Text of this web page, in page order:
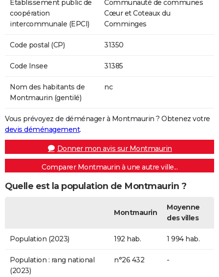
Etablissement public de
coopération
intercommunale (EPCI)
Communauté de communes
Cœur et Coteaux du
Comminges
Code postal (CP) 31350
Code Insee 31385
Nom des habitants de
Montmaurin (gentilé)
nc
Vous prévoyez de déménager à Montmaurin ? Obtenez votre
devis déménagement.
Donner mon avis sur Montmaurin
Comparer Montmaurin à une autre ville...
Quelle est la population de Montmaurin ?
Montmaurin
Moyenne
des villes
Population (2023) 192 hab. 1 994 hab.
Population : rang national
(2023)
n°26 432 -